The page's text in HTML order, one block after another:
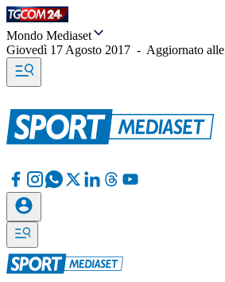
Mondo Mediaset
Giovedì 17 Agosto 2017 - Aggiornato alle